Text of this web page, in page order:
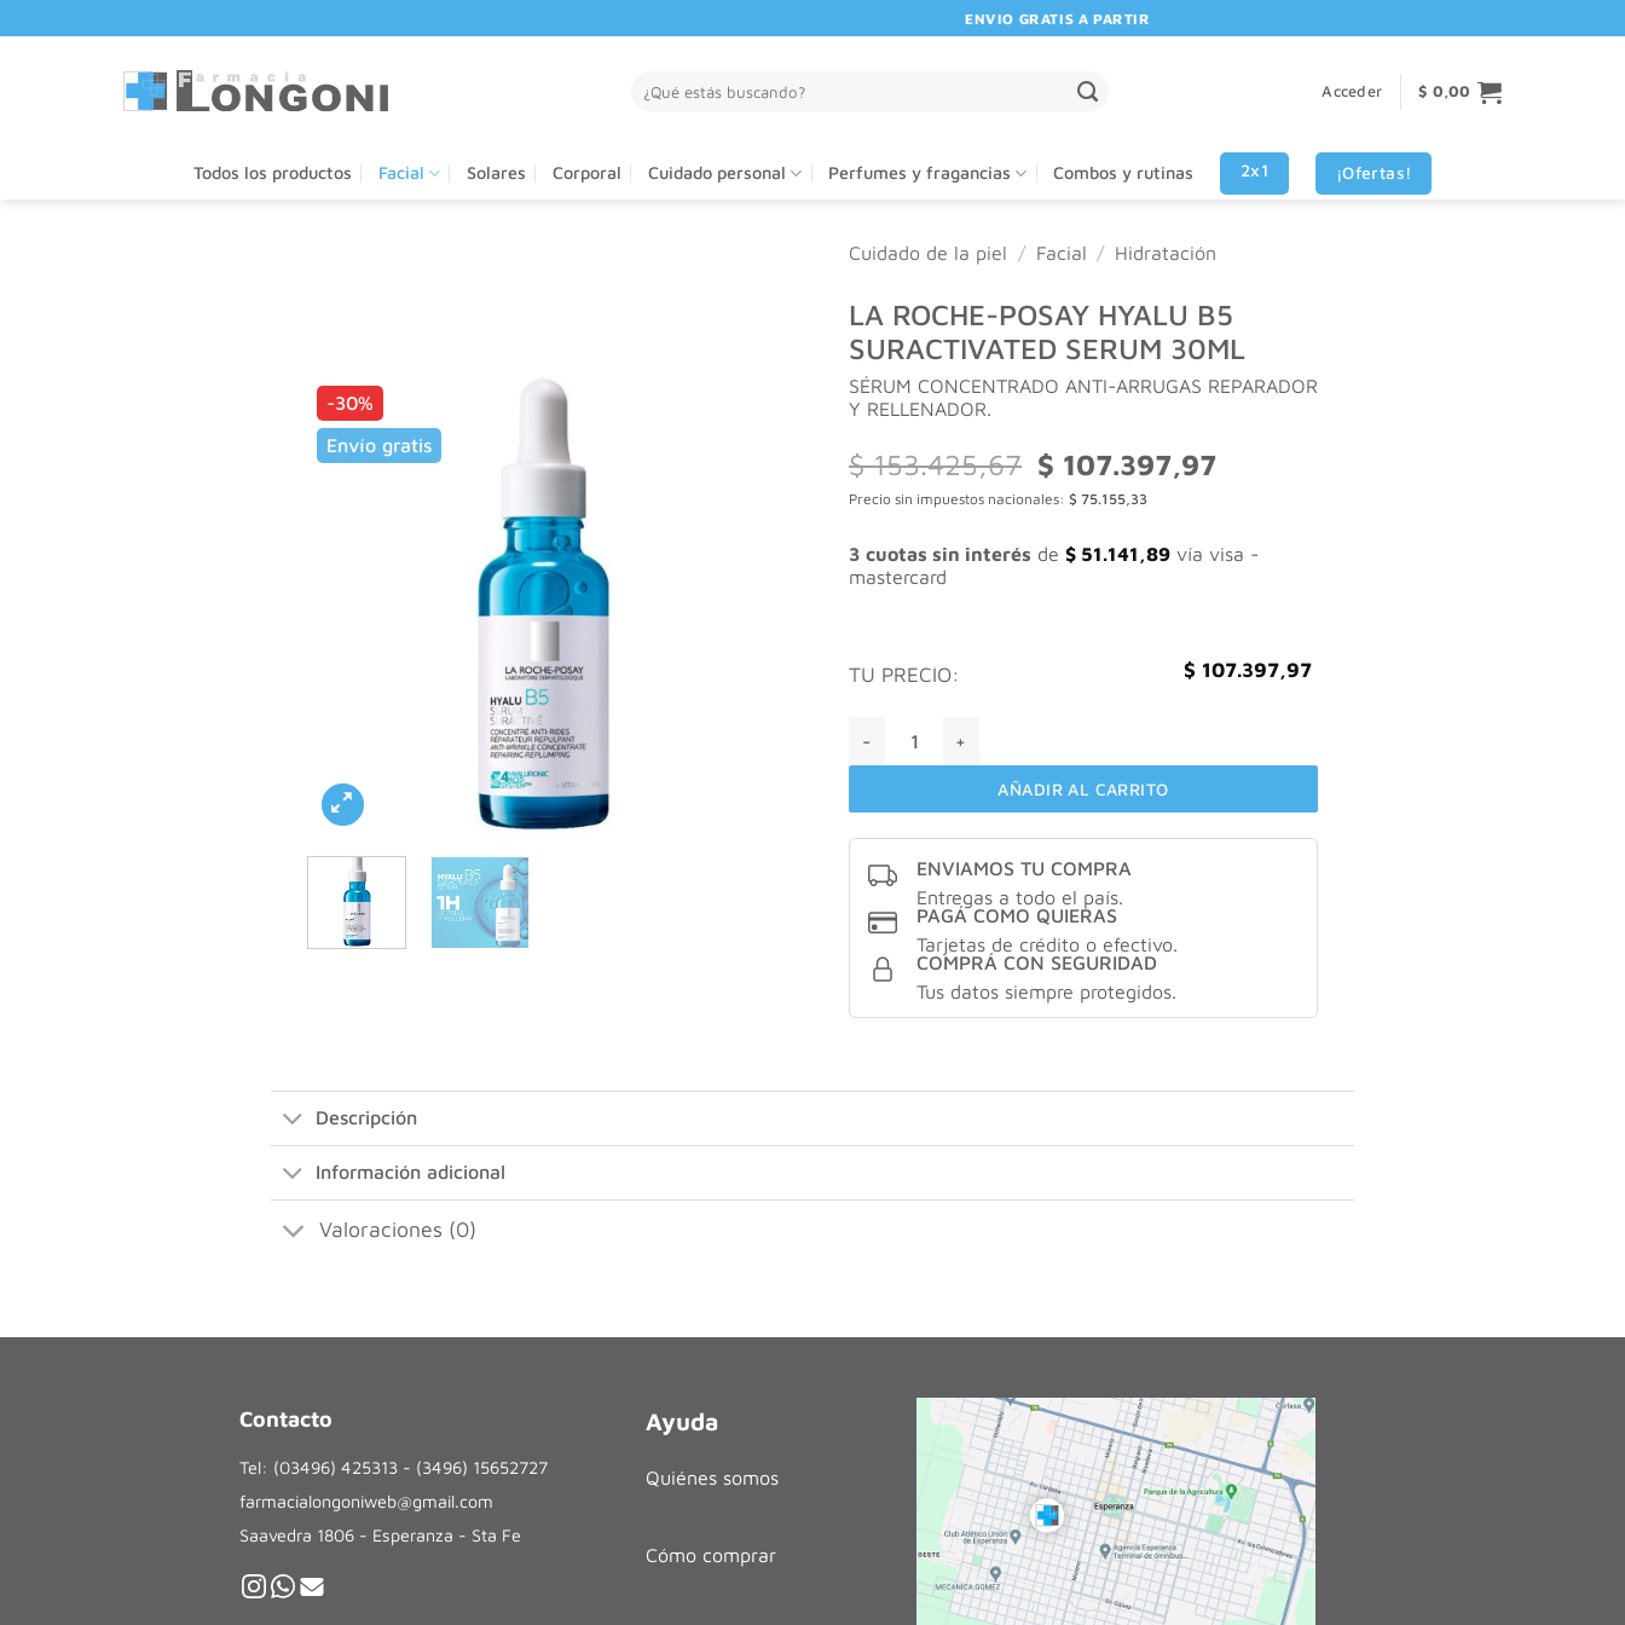
al
ENVIO GRATIS A PARTIR DE $80.000! 🚚 | 💳 3 CUOTAS SIN INTERES VISA - MASTERCARD
por:
Acceder $ 0,00
Todos los productos Facial Solares Corporal Cuidado personal Perfumes y fragancias Combos y rutinas 2x1 ¡Ofertas!
-30%
Envío gratis
Cuidado de la piel / Facial / Hidratación
LA ROCHE-POSAY HYALU B5
SURACTIVATED SERUM 30ML
SÉRUM CONCENTRADO ANTI-ARRUGAS REPARADOR
Y RELLENADOR.
$153.425,67 El
precio
original
$ 153.425,67.
$ 107.397,97
$ 107.397,97.
Precio sin impuestos nacionales: $ 75.155,33
3 cuotas sin interés de $ 51.141,89 vía visa -
mastercard
TU PRECIO: $ 107.397,97
AÑADIR AL CARRITO
ENVIAMOS TU COMPRA
Entregas a todo el país.
PAGÁ COMO QUIERAS
Tarjetas de crédito o efectivo.
COMPRÁ CON SEGURIDAD
Tus datos siempre protegidos.
Descripción
Información adicional
Valoraciones (0)
Contacto
Tel: (03496) 425313 - (3496) 15652727
farmacialongoniweb@gmail.com
Saavedra 1806 - Esperanza - Sta Fe
Ayuda
Quiénes somos
Cómo comprar